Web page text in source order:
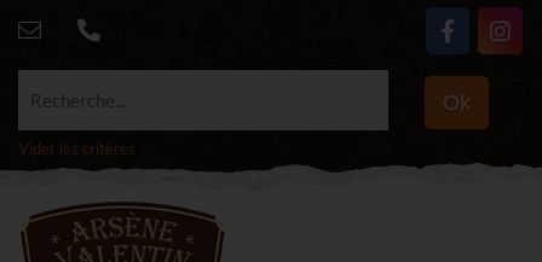
Recherche... Ok
Vider les critères